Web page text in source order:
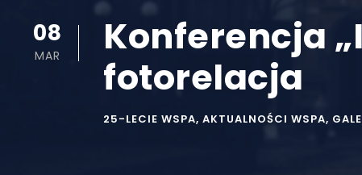
08
MAR
Konferencja
fotorelacja
25-LECIE WSPA, AKTUALNOŚCI WSPA,